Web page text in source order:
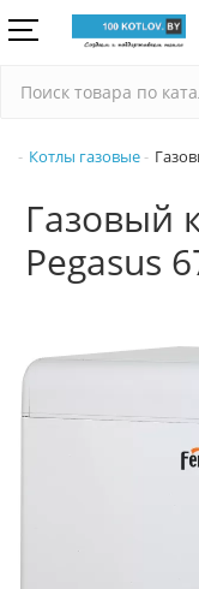
Котлы газовые
Газовый
Pegasus